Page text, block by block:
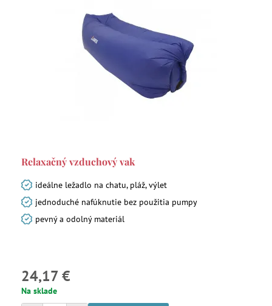
Relaxačný vzduchový vak
ideálne ležadlo na chatu, pláž, výlet
jednoduché nafúknutie bez použitia pumpy
pevný a odolný materiál
24,17 €
Na sklade